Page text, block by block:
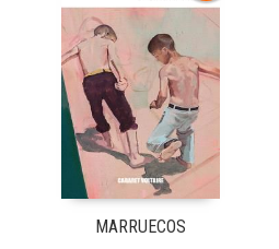
MARRUECOS